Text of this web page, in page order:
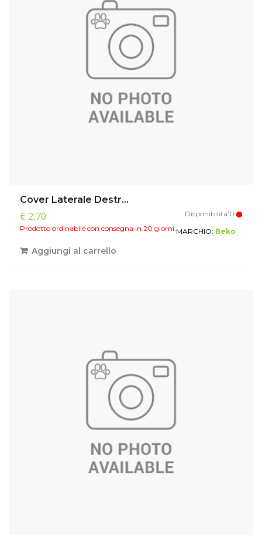
Cover Laterale Destr...
€ 2,70
Disponibilita'0
Prodotto ordinabile con consegna in 20 giorni.MARCHIO: Beko
Aggiungi al carrello